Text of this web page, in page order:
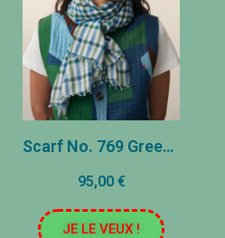
Scarf No. 769 Green Bottle
95,00 €
JE LE VEUX !